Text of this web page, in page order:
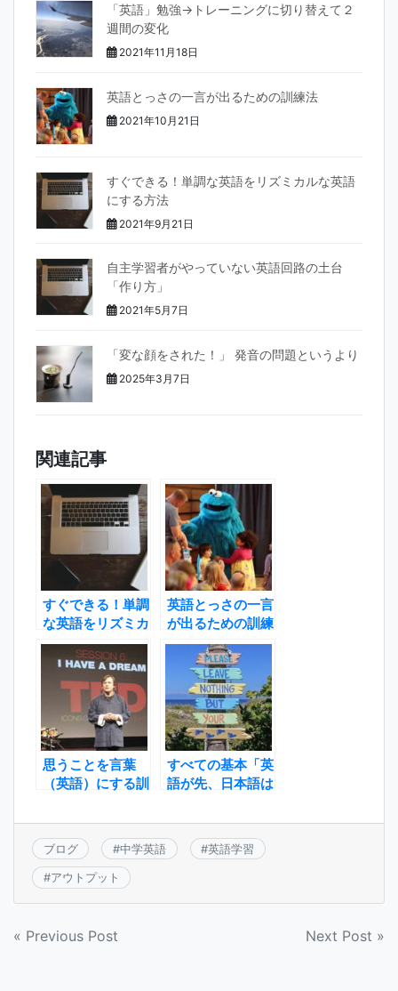
「英語」勉強→トレーニングに切り替えて２
週間の変化
2021年11月18日
英語とっさの一言が出るための訓練法
2021年10月21日
すぐできる！単調な英語をリズミカルな英語
にする方法
2021年9月21日
自主学習者がやっていない英語回路の土台
「作り方」
2021年5月7日
「変な顔をされた！」 発音の問題というより
2025年3月7日
関連記事
すぐできる！単調
な英語をリズミカ
ルな英語にする方
英語とっさの一言
が出るための訓練
法
思うことを言葉
（英語）にする訓
すべての基本「英
語が先、日本語は
ブログ #中学英語 #英語学習
#アウトプット
投
« Previous Post Next Post »